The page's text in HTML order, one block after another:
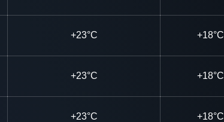
+23°C +18°C
+23°C +18°C
+23°C +18°C